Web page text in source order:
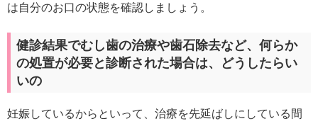
は自分のお口の状態を確認しましょう。
健診結果でむし歯の治療や歯石除去など、何らか
の処置が必要と診断された場合は、どうしたらい
いの
妊娠しているからといって、治療を先延ばしにしている間